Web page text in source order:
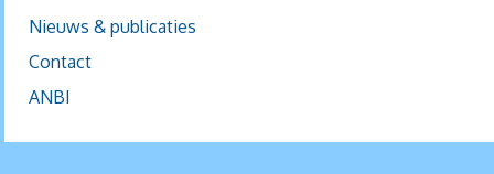
Nieuws & publicaties
Contact
ANBI